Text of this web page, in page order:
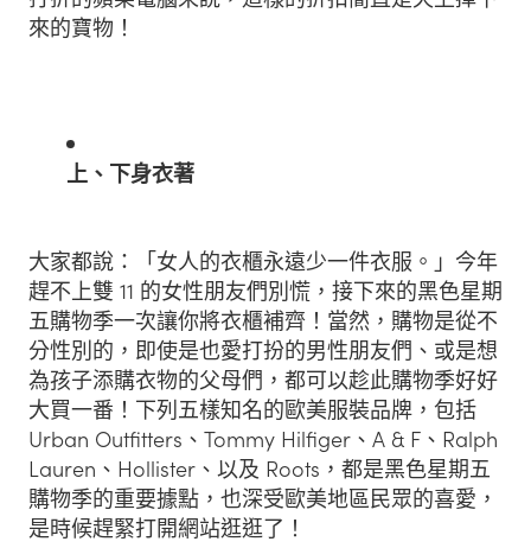
來的寶物！
上、下身衣著
大家都說：「女人的衣櫃永遠少一件衣服。」今年
趕不上雙 11 的女性朋友們別慌，接下來的黑色星期
五購物季一次讓你將衣櫃補齊！當然，購物是從不
分性別的，即使是也愛打扮的男性朋友們、或是想
為孩子添購衣物的父母們，都可以趁此購物季好好
大買一番！下列五樣知名的歐美服裝品牌，包括
Urban Outfitters、Tommy Hilfiger、A & F、Ralph
Lauren、Hollister、以及 Roots，都是黑色星期五
購物季的重要據點，也深受歐美地區民眾的喜愛，
是時候趕緊打開網站逛逛了！